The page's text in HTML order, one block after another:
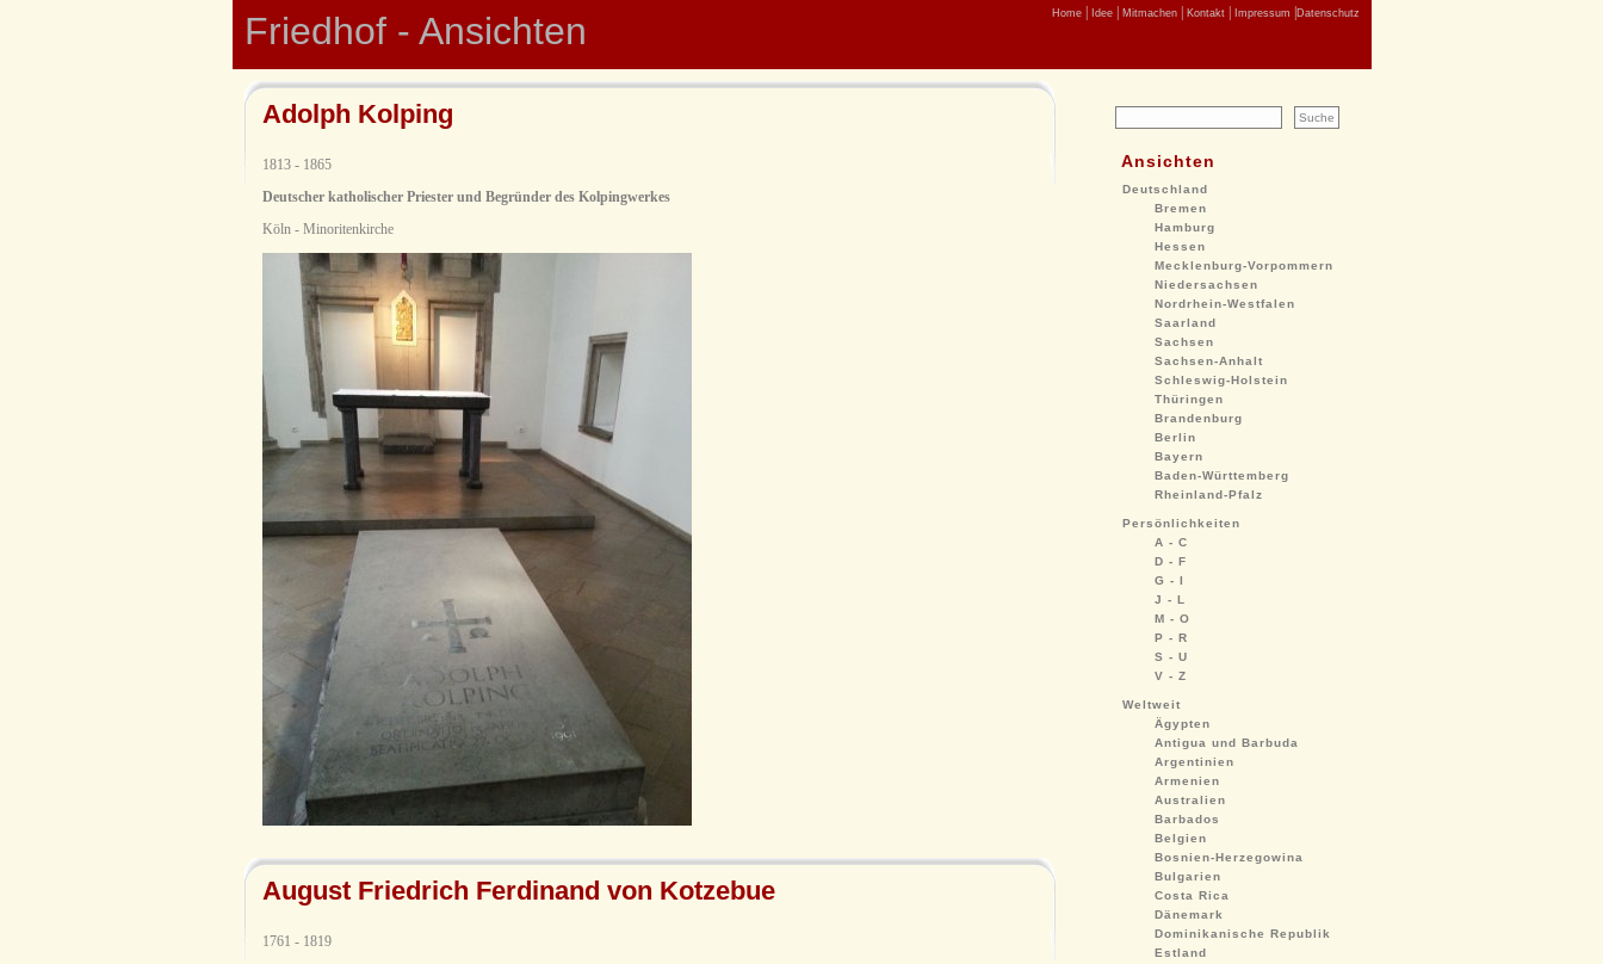
Friedhof - Ansichten Home Idee Mitmachen Kontakt Impressum Datenschutz
Adolph Kolping
1813 - 1865
Deutscher katholischer Priester und Begründer des Kolpingwerkes
Köln - Minoritenkirche
August Friedrich Ferdinand von Kotzebue
1761 - 1819
Ansichten
Deutschland
Bremen
Hamburg
Hessen
Mecklenburg-Vorpommern
Niedersachsen
Nordrhein-Westfalen
Saarland
Sachsen
Sachsen-Anhalt
Schleswig-Holstein
Thüringen
Brandenburg
Berlin
Bayern
Baden-Württemberg
Rheinland-Pfalz
Persönlichkeiten
A - C
D - F
G - I
J - L
M - O
P - R
S - U
V - Z
Weltweit
Ägypten
Antigua und Barbuda
Argentinien
Armenien
Australien
Barbados
Belgien
Bosnien-Herzegowina
Bulgarien
Costa Rica
Dänemark
Dominikanische Republik
Estland